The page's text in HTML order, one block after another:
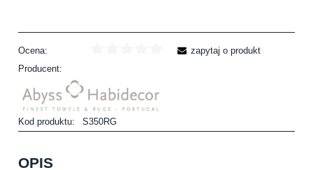
Ocena:
Producent:
Kod produktu: S350RG
zapytaj o produkt
OPIS